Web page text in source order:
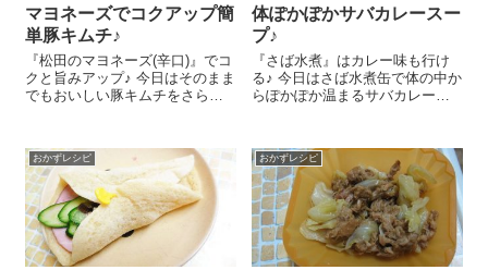
マヨネーズでコクアップ簡
単豚キムチ♪
『松田のマヨネーズ(辛口)』でコ
クと旨みアップ♪ 今日はそのまま
でもおいしい豚キムチをさらに
す😉 フライパンに『松田のマヨ
ネーズ(辛口)』 大さじ1.5を入
れて...
体ぽかぽかサバカレースー
プ♪
『さば水煮』はカレー味も行け
る♪ 今日はさば水煮缶で体の中か
らぽかぽか温まるサバカレース
㎝、キャベツの葉 2枚は千切り
にします。鍋に水 400㏄を入れ
て石突を...
おかずレシピ おかずレシピ